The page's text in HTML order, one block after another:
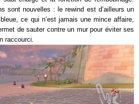
sont nouvelles : le rewind est d’ailleurs un
ce qui n’est jamais une mince affaire,
de sauter contre un mur pour éviter ses
raccourci.